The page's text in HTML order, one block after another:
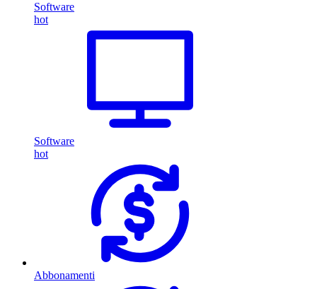
Software
hot
Software
hot
Abbonamenti